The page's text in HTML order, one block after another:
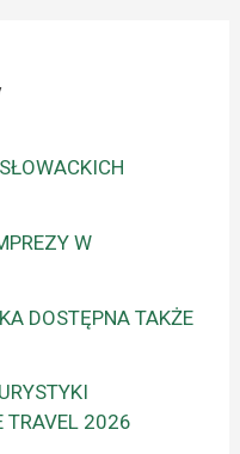
W
DOSTĘPNA TAKŻE
TRAVEL 2026